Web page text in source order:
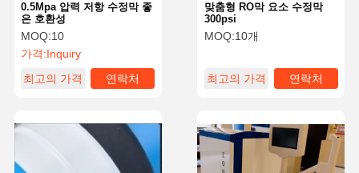
0.5Mpa 압력 저항 수정막 좋
은 호환성
MOQ:10
가격:Inquiry
최고의 가격
연락처
맞춤형 RO막 요소 수정막
300psi
MOQ:10개
최고의 가격 연락처